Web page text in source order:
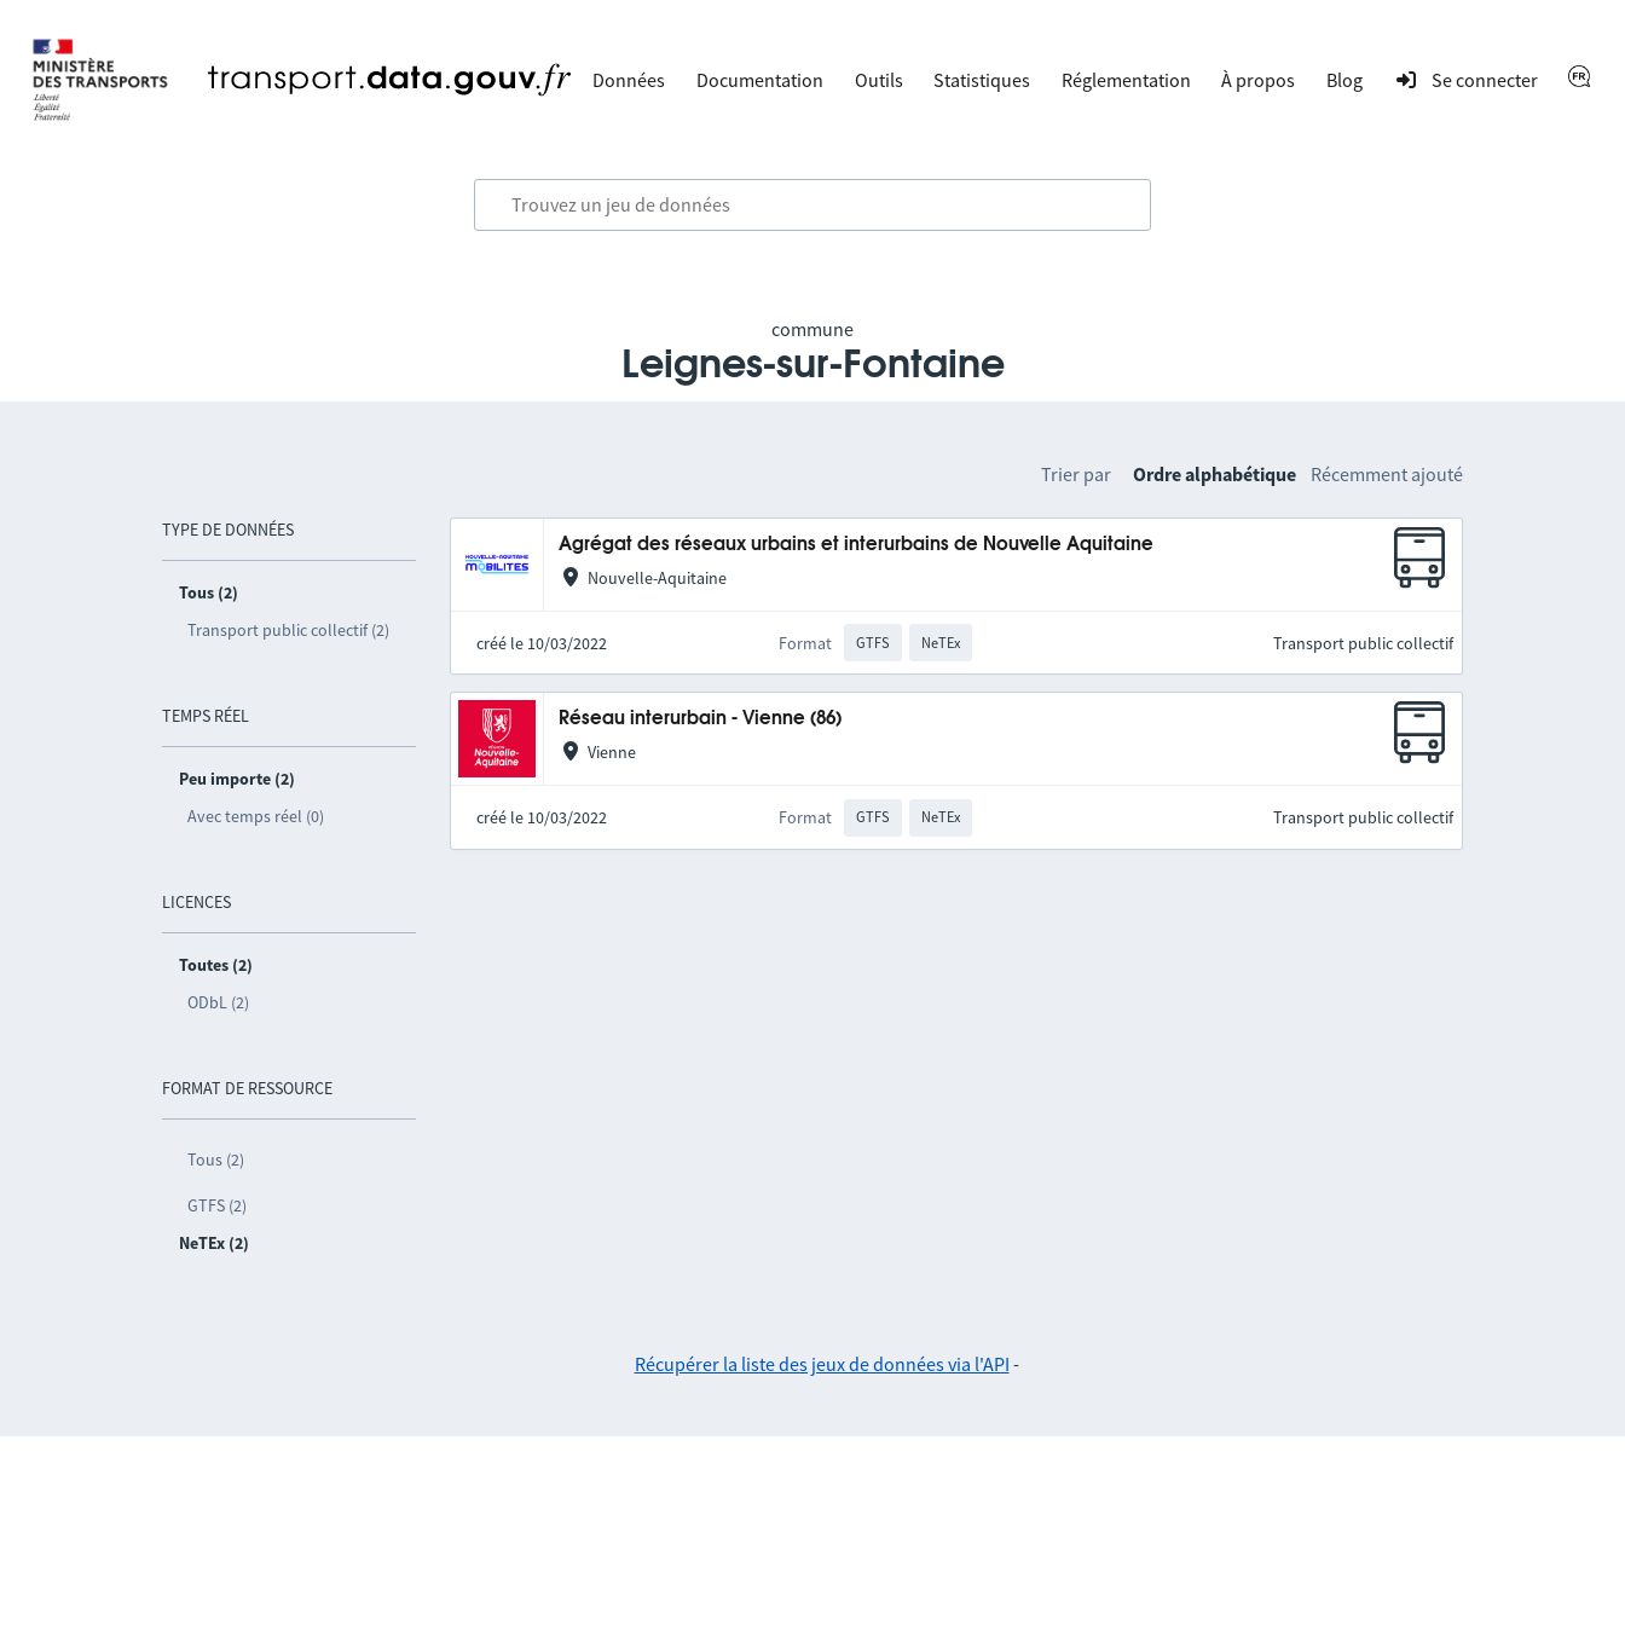
Données Documentation Outils Statistiques Réglementation À propos Blog Se connecter
commune
Leignes-sur-Fontaine
TYPE DE DONNÉES
Tous (2)
Transport public collectif (2)
TEMPS RÉEL
Peu importe (2)
Avec temps réel (0)
LICENCES
Toutes (2)
ODbL (2)
FORMAT DE RESSOURCE
Tous (2)
GTFS (2)
NeTEx (2)
Trier par Ordre alphabétique Récemment ajouté
Agrégat des réseaux urbains et interurbains de Nouvelle Aquitaine
Nouvelle-Aquitaine
créé le 10/03/2022 Format GTFS NeTEx Transport public collectif
Réseau interurbain - Vienne (86)
Vienne
créé le 10/03/2022 Format GTFS NeTEx Transport public collectif
Récupérer la liste des jeux de données via l'API -